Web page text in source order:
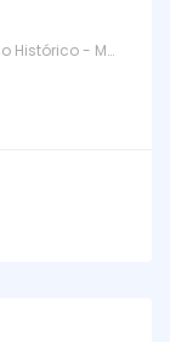
Sierra de Carapé 270ha con Excelente Casco Histórico - Maldonado